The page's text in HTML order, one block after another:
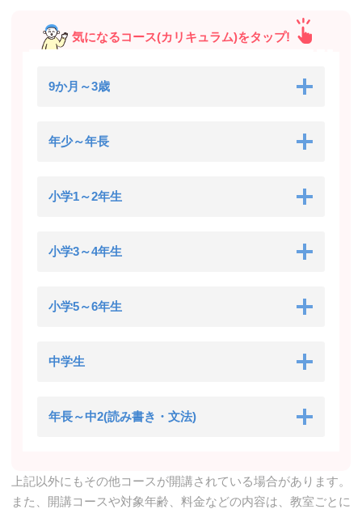
気になるコース(カリキュラム)をタップ!
9か月～3歳
年少～年長
小学1～2年生
小学3～4年生
小学5～6年生
中学生
年長～中2(読み書き・文法)
上記以外にもその他コースが開講されている場合があります。
また、開講コースや対象年齢、料金などの内容は、教室ごとに